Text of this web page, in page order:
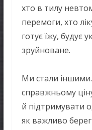
хто в тилу
перемоги, хто
готує їжу, будує
зруйноване.
Ми стали
справжньому
й підтримувати
як важливо